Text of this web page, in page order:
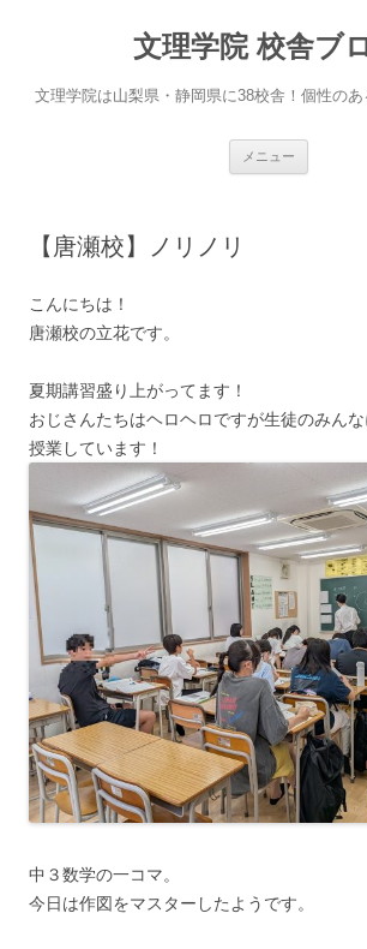
文理学院 校舎ブ
文理学院は山梨県・静岡県に38校舎！個性のあ
メニュー
【唐瀬校】ノリノリ
こんにちは！
唐瀬校の立花です。
夏期講習盛り上がってます！
おじさんたちはヘロヘロですが生徒のみん
授業しています！
中３数学の一コマ。
今日は作図をマスターしたようです。